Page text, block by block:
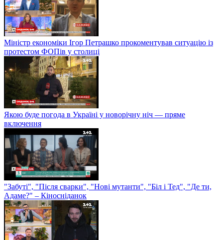
Міністр економіки Ігор Петрашко прокоментував ситуацію із
протестом ФОПів у столиці
Якою буде погода в Україні у новорічну ніч — пряме
включення
"Забуті", "Після сварки", "Нові мутанти", "Біл і Тед", "Де ти,
Адаме?" – Кіносніданок